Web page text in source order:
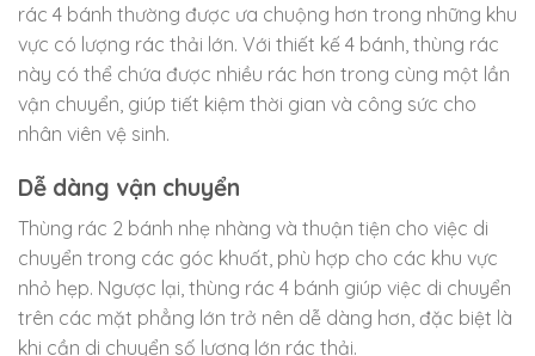
rác 4 bánh thường được ưa chuộng hơn trong những khu
vực có lượng rác thải lớn. Với thiết kế 4 bánh, thùng rác
này có thể chứa được nhiều rác hơn trong cùng một lần
vận chuyển, giúp tiết kiệm thời gian và công sức cho
nhân viên vệ sinh.
Dễ dàng vận chuyển
Thùng rác 2 bánh nhẹ nhàng và thuận tiện cho việc di
chuyển trong các góc khuất, phù hợp cho các khu vực
nhỏ hẹp. Ngược lại, thùng rác 4 bánh giúp việc di chuyển
trên các mặt phẳng lớn trở nên dễ dàng hơn, đặc biệt là
khi cần di chuyển số lượng lớn rác thải.